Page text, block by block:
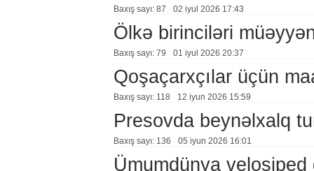
Baxış sayı: 87 02 i̇yul 2026 17:43
Ölkə birinciləri
Baxış sayı: 79 01 i̇yul 2026 20:37
Qoşaçarxçılar üçün
Baxış sayı: 118 12 i̇yun 2026 15:59
Presovda beynəlxalq
Baxış sayı: 136 05 i̇yun 2026 16:01
Ümumdünya